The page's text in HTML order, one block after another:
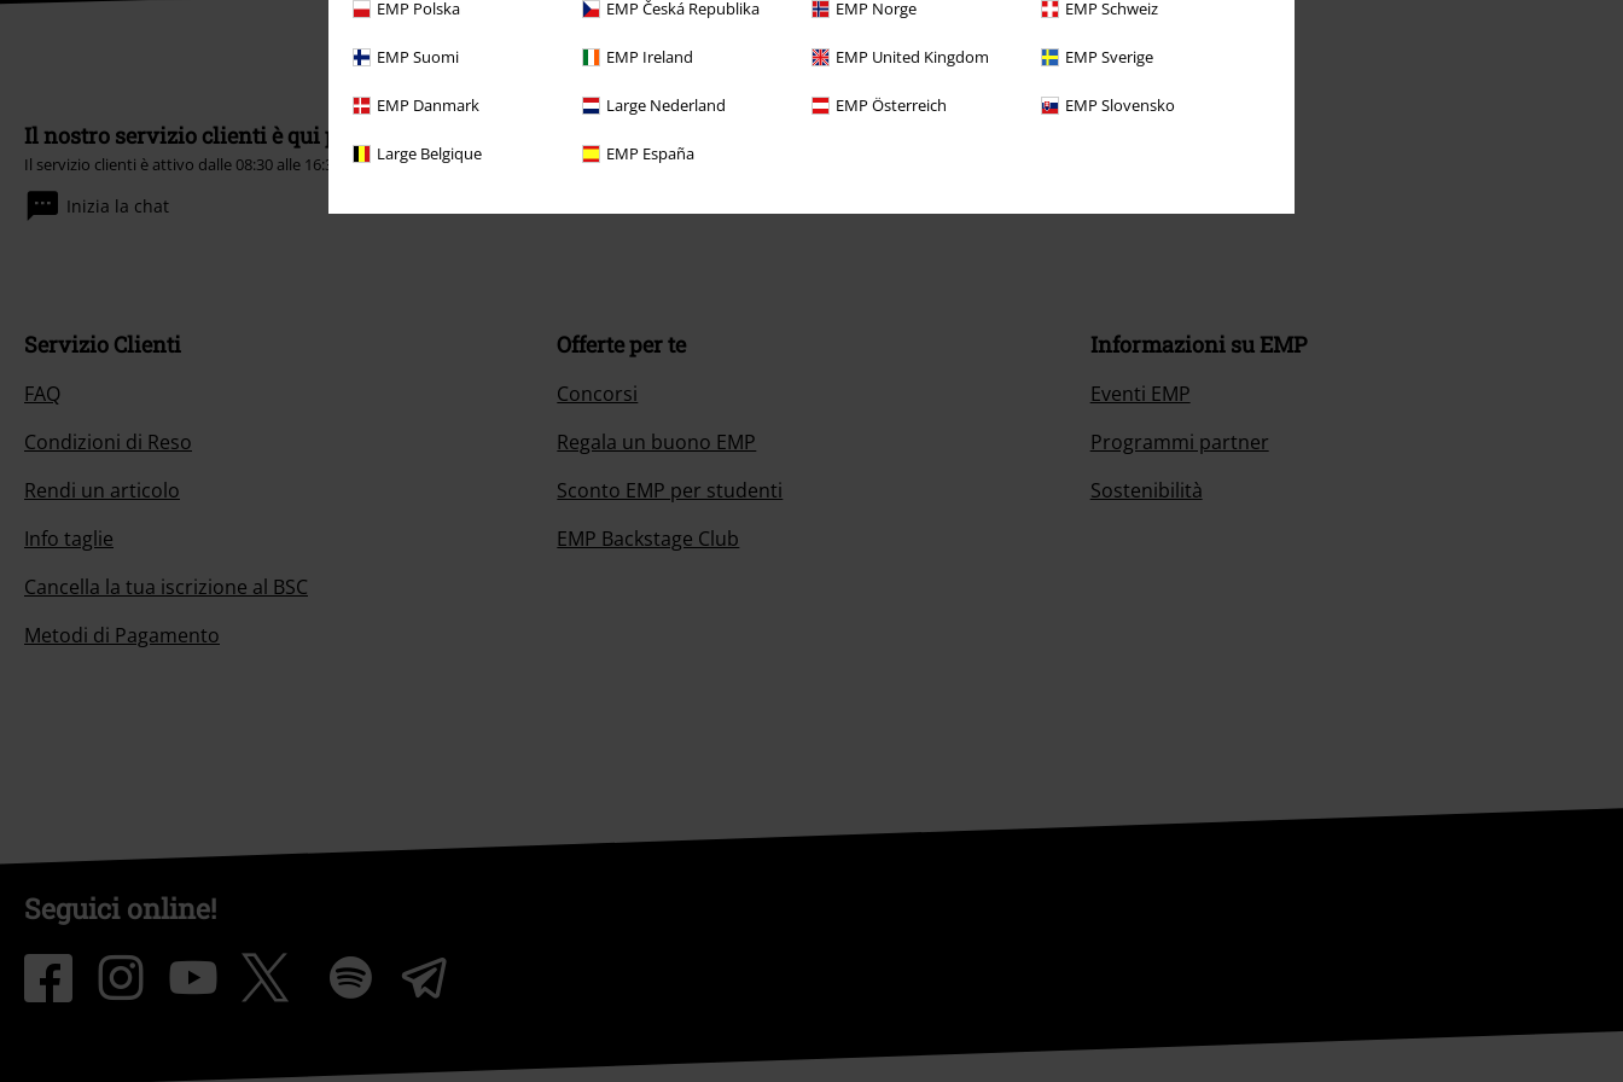
EMP Polska EMP Česká Republika EMP Norge EMP Schweiz
EMP Suomi EMP Ireland EMP United Kingdom EMP Sverige
EMP Danmark Large Nederland EMP Österreich EMP Slovensko
Large Belgique EMP España
Il nostro servizio clienti è qui per te
Il servizio clienti è attivo dalle 08:30 alle 16:30 (Lun - Ven, esclusi festivi). Informazioni ulteriori
Inizia la chat
Servizio Clienti
FAQ
Condizioni di Reso
Rendi un articolo
Info taglie
Cancella la tua iscrizione al BSC
Metodi di Pagamento
Offerte per te
Concorsi
Regala un buono EMP
Sconto EMP per studenti
EMP Backstage Club
Informazioni su EMP
Eventi EMP
Programmi partner
Sostenibilità
Seguici online!